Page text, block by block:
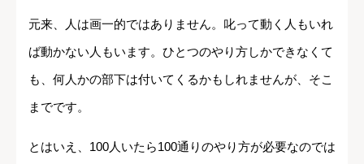
元来、人は画一的ではありません。叱って動く人もいれ
ば動かない人もいます。ひとつのやり方しかできなくて
も、何人かの部下は付いてくるかもしれませんが、そこ
までです。
とはいえ、100人いたら100通りのやり方が必要なのでは